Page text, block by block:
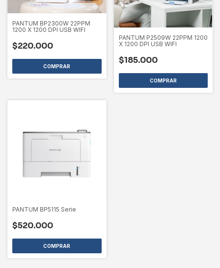
PANTUM BP2300W 22PPM
1200 X 1200 DPI USB WIFI
$220.000
PANTUM P2509W 22PPM 1200
X 1200 DPI USB WIFI
$185.000
PANTUM BP5115 Serie
$520.000